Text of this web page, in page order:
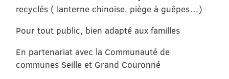
recyclés ( lanterne chinoise, piège à guêpes…)
Pour tout public, bien adapté aux familles
En partenariat avec la Communauté de
communes Seille et Grand Couronné